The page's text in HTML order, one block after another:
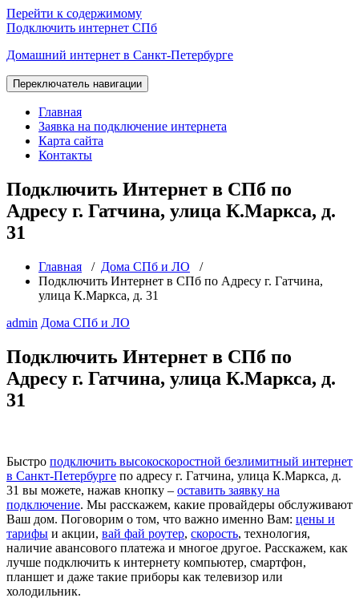
Перейти к содержимому
Подключить интернет СПб
Домашний интернет в Санкт-Петербурге
Переключатель навигации
Главная
Заявка на подключение интернета
Карта сайта
Контакты
Подключить Интернет в СПб по
Адресу г. Гатчина, улица К.Маркса, д.
31
Главная / Дома СПб и ЛО /
Подключить Интернет в СПб по Адресу г. Гатчина,
улица К.Маркса, д. 31
admin Дома СПб и ЛО
Подключить Интернет в СПб по
Адресу г. Гатчина, улица К.Маркса, д.
31
Быстро подключить высокоскоростной безлимитный интернет
в Санкт-Петербурге по адресу г. Гатчина, улица К.Маркса, д.
31 вы можете, нажав кнопку – оставить заявку на
подключение. Мы расскажем, какие провайдеры обслуживают
Ваш дом. Поговорим о том, что важно именно Вам: цены и
тарифы и акции, вай фай роутер, скорость, технология,
наличие авансового платежа и многое другое. Расскажем, как
лучше подключить к интернету компьютер, смартфон,
планшет и даже такие приборы как телевизор или
холодильник.